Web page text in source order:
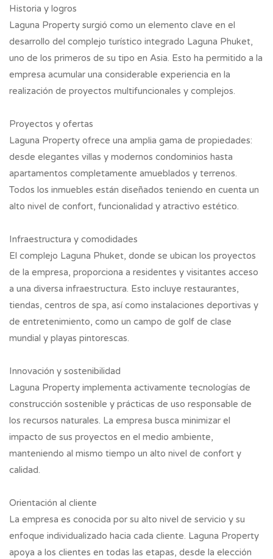
Historia y logros
Laguna Property surgió como un elemento clave en el
desarrollo del complejo turístico integrado Laguna Phuket,
uno de los primeros de su tipo en Asia. Esto ha permitido a la
empresa acumular una considerable experiencia en la
realización de proyectos multifuncionales y complejos.
Proyectos y ofertas
Laguna Property ofrece una amplia gama de propiedades:
desde elegantes villas y modernos condominios hasta
apartamentos completamente amueblados y terrenos.
Todos los inmuebles están diseñados teniendo en cuenta un
alto nivel de confort, funcionalidad y atractivo estético.
Infraestructura y comodidades
El complejo Laguna Phuket, donde se ubican los proyectos
de la empresa, proporciona a residentes y visitantes acceso
a una diversa infraestructura. Esto incluye restaurantes,
tiendas, centros de spa, así como instalaciones deportivas y
de entretenimiento, como un campo de golf de clase
mundial y playas pintorescas.
Innovación y sostenibilidad
Laguna Property implementa activamente tecnologías de
construcción sostenible y prácticas de uso responsable de
los recursos naturales. La empresa busca minimizar el
impacto de sus proyectos en el medio ambiente,
manteniendo al mismo tiempo un alto nivel de confort y
calidad.
Orientación al cliente
La empresa es conocida por su alto nivel de servicio y su
enfoque individualizado hacia cada cliente. Laguna Property
apoya a los clientes en todas las etapas, desde la elección